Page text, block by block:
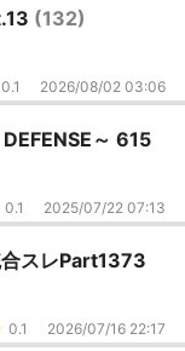
(132)
0.1 2026/08/02 03:06
～ 615
0.1 2025/07/22 07:13
スレPart1373
0.1 2026/07/16 22:17